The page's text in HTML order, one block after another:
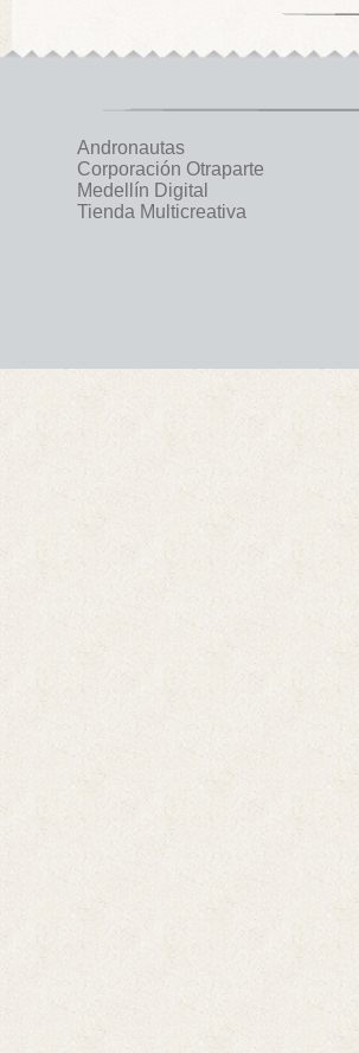
Andronautas
Corporación Otraparte
Medellín Digital
Tienda Multicreativa